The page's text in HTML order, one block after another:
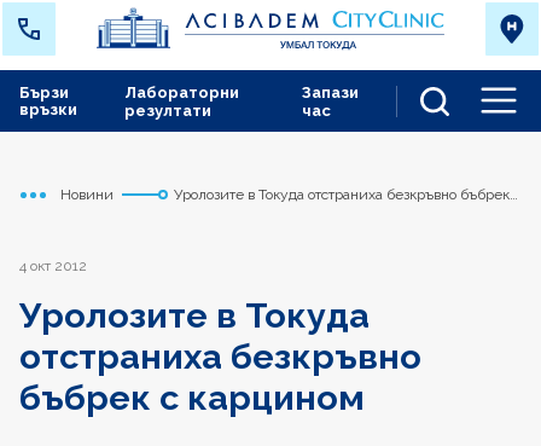
Лабораторни
резултати
Запази
час
Бързи
връзки
Начало
Токуда
Новини
Уролозите в Токуда отстраниха безкръвно бъбрек с
4 окт 2012
Уролозите в Токуда
отстраниха безкръвно
бъбрек с карцином